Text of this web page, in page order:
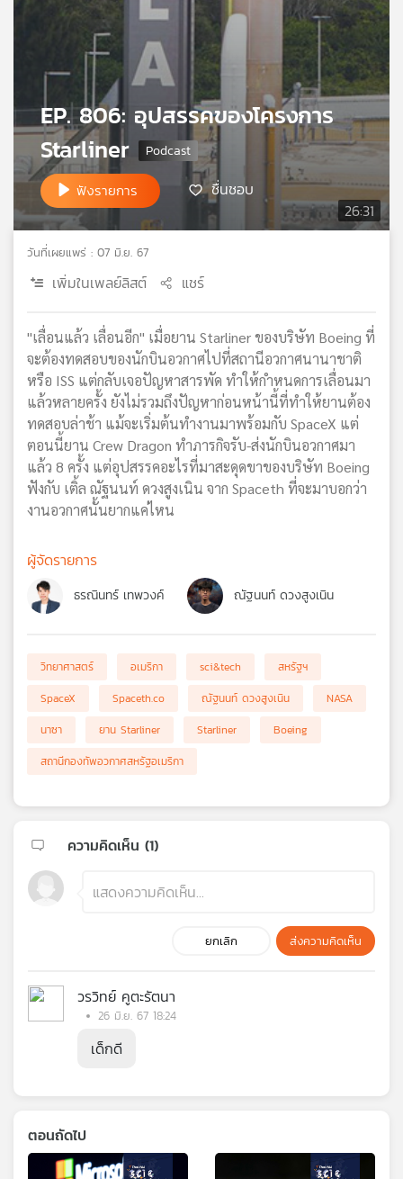
ไทย
พี
เอส
แผนที่
วิทยุ
เครือ
26:31
EP. 806: อุปสรรคของโครงการ
Starliner
ฟังรายการ ชื่นชอบ
วันที่เผยแพร่ : 07 มิ.ย. 67
เพิ่มในเพลย์ลิสต์ แชร์
"เลื่อนแล้ว เลื่อนอีก" เมื่อยาน Starliner ของบริษัท Boeing ที่
จะต้องทดสอบของนักบินอวกาศไปที่สถานีอวกาศนานาชาติ
หรือ ISS แต่กลับเจอปัญหาสารพัด ทำให้กำหนดการเลื่อนมา
แล้วหลายครั้ง ยังไม่รวมถึงปัญหาก่อนหน้านี้ที่ทำให้ยานต้อง
ทดสอบล่าช้า แม้จะเริ่มต้นทำงานมาพร้อมกับ SpaceX แต่
ตอนนี้ยาน Crew Dragon ทำภารกิจรับ-ส่งนักบินอวกาศมา
แล้ว 8 ครั้ง แต่อุปสรรคอะไรที่มาสะดุดขาของบริษัท Boeing
ฟังกับ เติ้ล ณัฐนนท์ ดวงสูงเนิน จาก Spaceth ที่จะมาบอกว่า
งานอวกาศนั้นยากแค่ไหน
ผู้จัดรายการ
ธรณินทร์ เทพวงค์ ณัฐนนท์ ดวงสูงเนิน
วิทยาศาสตร์ อเมริกา sci&tech
สหรัฐฯ
SpaceX
Spaceth.co ณัฐนนท์ ดวงสูงเนิน
NASA
นาซา
ยาน Starliner Starliner
Boeing
สถานีกองทัพอวกาศสหรัฐอเมริกา
ความคิดเห็น (1)
ยกเลิก ส่งความคิดเห็น
วรวิทย์ คูตะรัตนา
26 มิ.ย. 67 18:24
เด็กดี
ตอนถัดไป